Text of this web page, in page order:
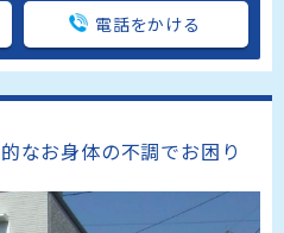
電話をかける
なお身体の不調でお困り